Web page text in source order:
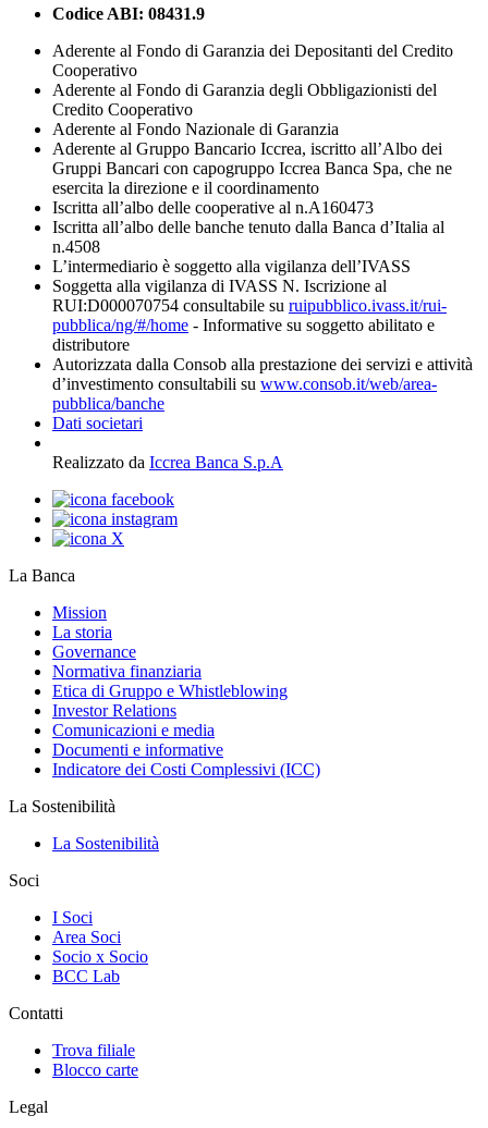
Codice ABI: 08431.9
Aderente al Fondo di Garanzia dei Depositanti del Credito
Cooperativo
Aderente al Fondo di Garanzia degli Obbligazionisti del
Credito Cooperativo
Aderente al Fondo Nazionale di Garanzia
Aderente al Gruppo Bancario Iccrea, iscritto all’Albo dei
Gruppi Bancari con capogruppo Iccrea Banca Spa, che ne
esercita la direzione e il coordinamento
Iscritta all’albo delle cooperative al n.A160473
Iscritta all’albo delle banche tenuto dalla Banca d’Italia al
n.4508
L’intermediario è soggetto alla vigilanza dell’IVASS
Soggetta alla vigilanza di IVASS N. Iscrizione al
RUI:D000070754 consultabile su ruipubblico.ivass.it/rui-
pubblica/ng/#/home - Informative su soggetto abilitato e
distributore
Autorizzata dalla Consob alla prestazione dei servizi e attività
d’investimento consultabili su www.consob.it/web/area-
pubblica/banche
Dati societari
Realizzato da Iccrea Banca S.p.A
La Banca
Mission
La storia
Governance
Normativa finanziaria
Etica di Gruppo e Whistleblowing
Investor Relations
Comunicazioni e media
Documenti e informative
Indicatore dei Costi Complessivi (ICC)
La Sostenibilità
La Sostenibilità
Soci
I Soci
Area Soci
Socio x Socio
BCC Lab
Contatti
Trova filiale
Blocco carte
Legal